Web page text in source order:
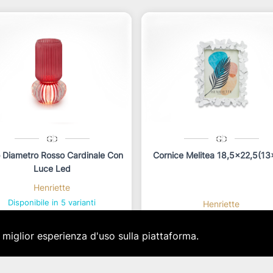
Diametro Rosso Cardinale Con
Luce Led
Henriette
Disponibile in 5 varianti
19,99 €
Cornice Melitea
Henriette
star_border
esperienza d'uso sulla piattaforma.